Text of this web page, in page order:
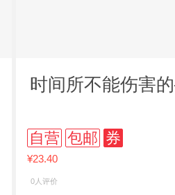
时间所不能伤害
自营 包邮 券
¥23.40
0人评价